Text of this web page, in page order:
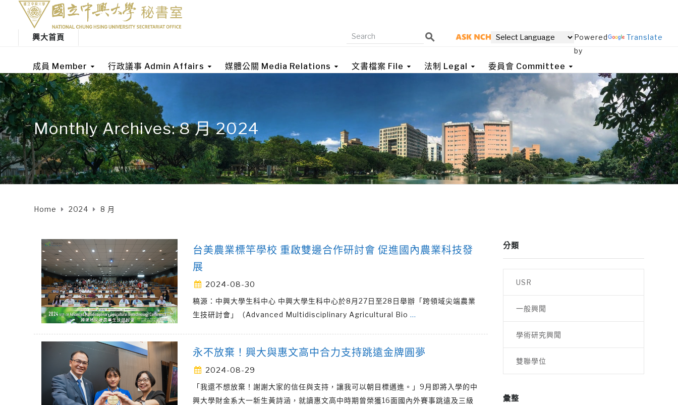
興大首頁
Powered
by
Translate
成員 Member 行政議事 Admin Affairs 媒體公關 Media Relations 文書檔案 File 法制 Legal 委員會 Committee
Monthly Archives: 8 月 2024
Home 2024 8 月
台美農業標竿學校 重啟雙邊合作研討會 促進國內農業科技發
展
2024-08-30
稿源：中興大學生科中心 中興大學生科中心於8月27日至28日舉辦「跨領域尖端農業
生技研討會」（Advanced Multidisciplinary Agricultural Bio …
永不放棄！興大與惠文高中合力支持跳遠金牌圓夢
2024-08-29
「我還不想放棄！謝謝大家的信任與支持，讓我可以朝目標邁進。」9月即將入學的中
興大學財金系大一新生黃詩涵，就讀惠文高中時期曾榮獲16面國內外賽事跳遠及三級
分類
USR
一般興聞
學術研究興聞
雙聯學位
彙整